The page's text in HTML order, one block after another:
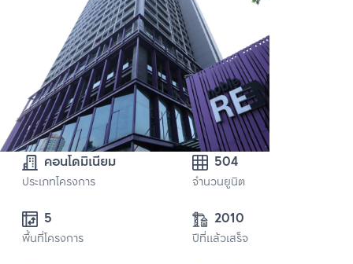
คอนโดมิเนียม
ประเภทโครงการ
504
จำนวนยูนิต
พื้นที่โครงการ
2010
ปีที่แล้วเสร็จ